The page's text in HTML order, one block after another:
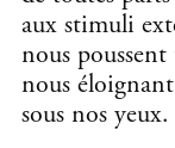
aux stimuli
nous
nous
sous nos yeux.